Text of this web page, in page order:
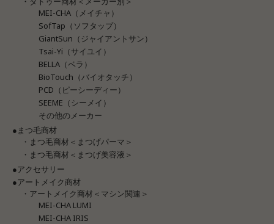
MEI-CHA（メイチャ）
SofTap（ソフタップ）
GiantSun（ジャイアントサン）
Tsai-Yi（サイユイ）
BELLA（ベラ）
BioTouch（バイオタッチ）
PCD（ピーシーディー）
SEEME（シーメイ）
その他のメーカー
●まつ毛商材
・まつ毛商材＜まつげパーマ＞
・まつ毛商材＜まつげ美容液＞
●アクセサリー
●アートメイク商材
・アートメイク商材＜マシン関連＞
MEI-CHA LUMI
MEI-CHA IRIS